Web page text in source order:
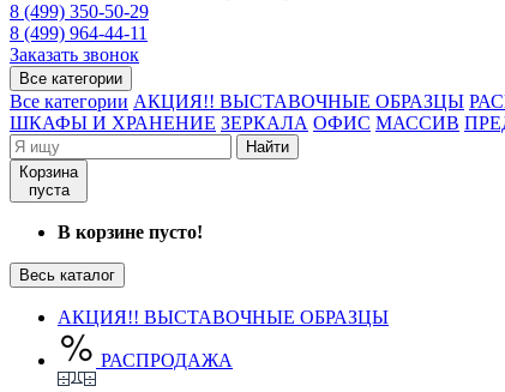
8 (499) 350-50-29
8 (499) 964-44-11
Заказать звонок
Все категории
Все категории АКЦИЯ!! ВЫСТАВОЧНЫЕ ОБРАЗЦЫ
ШКАФЫ И ХРАНЕНИЕ ЗЕРКАЛА ОФИС МАССИВ
Найти
Корзина
пуста
В корзине пусто!
Весь каталог
АКЦИЯ!! ВЫСТАВОЧНЫЕ ОБРАЗЦЫ
РАСПРОДАЖА